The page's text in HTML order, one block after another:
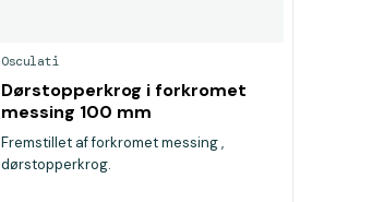
Osculati
Dørstopperkrog i forkromet
messing 100 mm
Fremstillet af forkromet messing ,
dørstopperkrog.